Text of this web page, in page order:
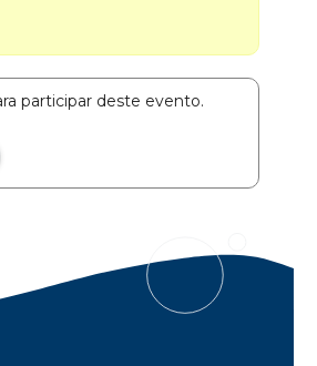
participar deste evento.